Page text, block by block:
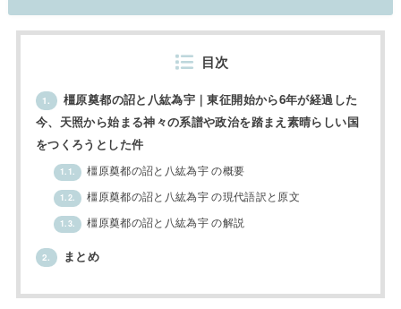
目次
1.
橿原奠都の詔と八紘為宇｜東征開始から6年が経過した
今、天照から始まる神々の系譜や政治を踏まえ素晴らしい国
をつくろうとした件
1.1. 橿原奠都の詔と八紘為宇 の概要
1.2. 橿原奠都の詔と八紘為宇 の現代語訳と原文
1.3. 橿原奠都の詔と八紘為宇 の解説
2. まとめ